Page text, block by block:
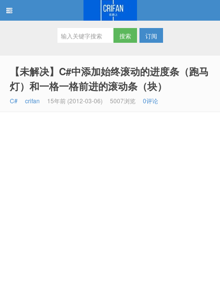
订阅
【未解决】C#中添加始终滚动的进度条（跑马
灯）和一格一格前进的滚动条（块）
C# crifan 15年前 (2012-03-06) 5007浏览 0评论